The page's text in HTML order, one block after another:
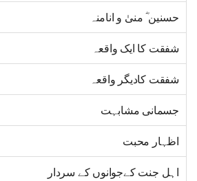
حسنین ؓ منیٰ و انامنہ
شفقت کا ایک واقعہ
شفقت کادیگر واقعہ
جسمانی مشابہت
اظہار محبت
اہل جنت کےجوانوں کے سردار